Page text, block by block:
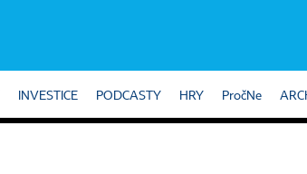
INVESTICE PODCASTY HRY PročNe